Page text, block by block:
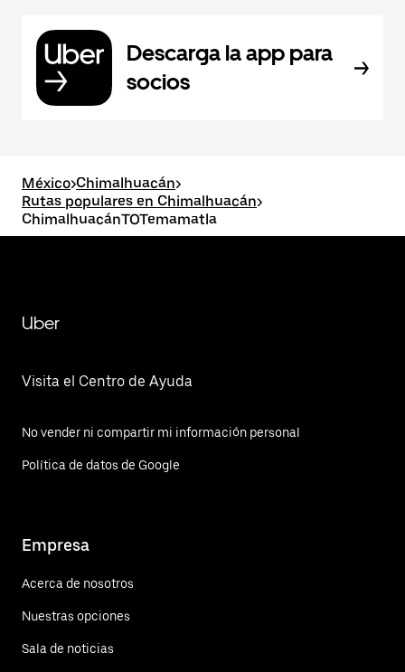
Descarga la app para
socios
México>Chimalhuacán>
Rutas populares en Chimalhuacán>
ChimalhuacánTOTemamatla
Uber
Visita el Centro de Ayuda
No vender ni compartir mi información personal
Política de datos de Google
Empresa
Acerca de nosotros
Nuestras opciones
Sala de noticias